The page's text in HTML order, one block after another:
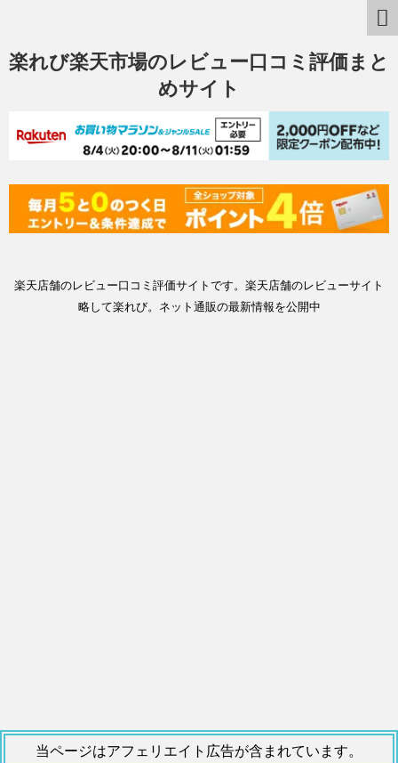
楽れび楽天市場のレビュー口コミ評価まと
めサイト
楽天店舗のレビュー口コミ評価サイトです。楽天店舗のレビューサイト
略して楽れび。ネット通販の最新情報を公開中
当ページはアフェリエイト広告が含まれています。